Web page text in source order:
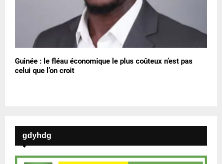
Guinée : le fléau économique le plus coûteux n’est pas
celui que l’on croit
gdyhdg